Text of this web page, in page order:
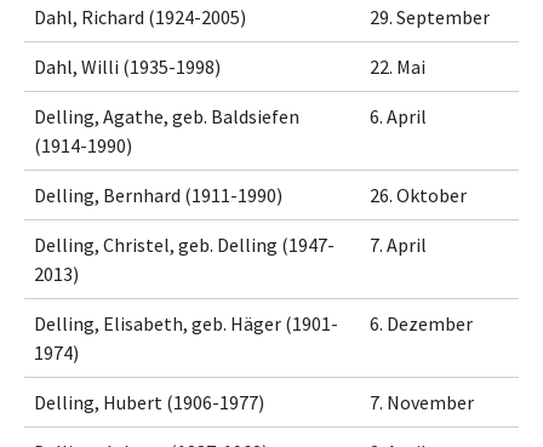
Dahl, Richard (1924-2005) 29. September
Dahl, Willi (1935-1998) 22. Mai
Delling, Agathe, geb. Baldsiefen
(1914-1990)
6. April
Delling, Bernhard (1911-1990) 26. Oktober
Delling, Christel, geb. Delling (1947-
2013)
7. April
Delling, Elisabeth, geb. Häger (1901-
1974)
6. Dezember
Delling, Hubert (1906-1977) 7. November